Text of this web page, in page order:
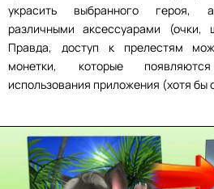
украсить выбранного героя,
различными аксессуарами
Правда, доступ к прелестям
монетки, которые
использования приложения (хотя бы